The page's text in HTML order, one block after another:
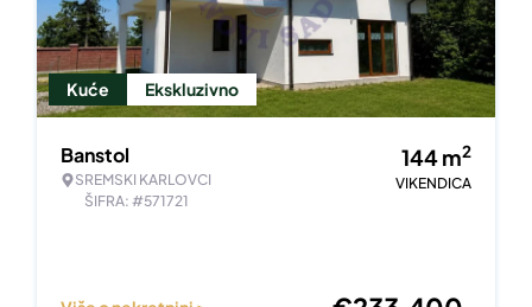
Kuće Ekskluzivno
Banstol
SREMSKI KARLOVCI
ŠIFRA: #571721
144m2
VIKENDICA